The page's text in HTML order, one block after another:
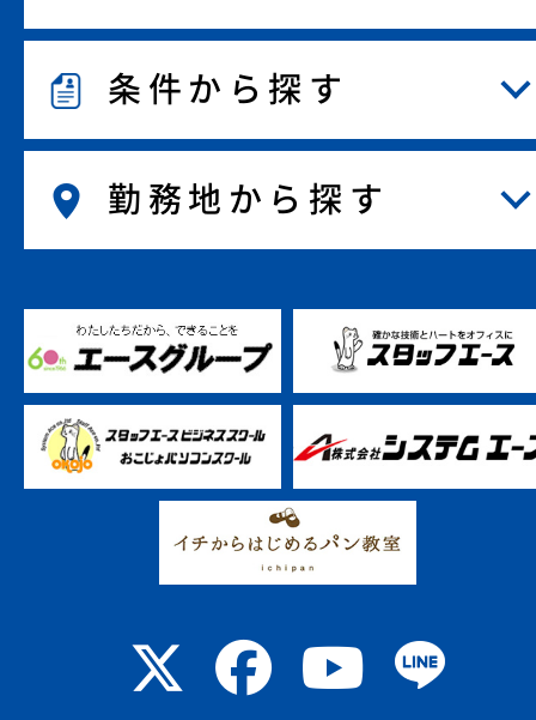
条件から探す
勤務地から探す